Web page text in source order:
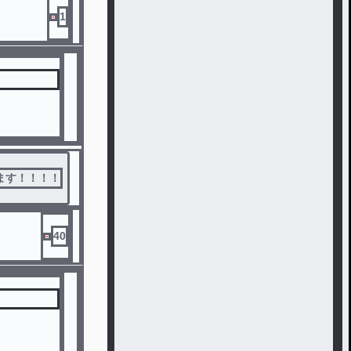
1
！！！！
40